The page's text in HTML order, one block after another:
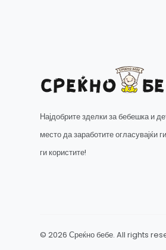
Најдобрите зделки за бебешка и
место да заработите огласувајќи
ги користите!
© 2026 Среќно бебе. All rights